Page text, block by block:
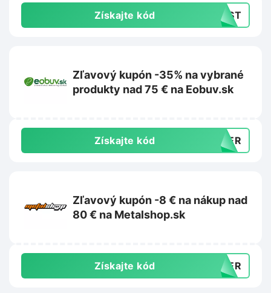
Získajte kód LAST
Zľavový kupón -35% na vybrané
produkty nad 75 € na Eobuv.sk
Získajte kód MMER
Zľavový kupón -8 € na nákup nad
80 € na Metalshop.sk
Získajte kód MMER